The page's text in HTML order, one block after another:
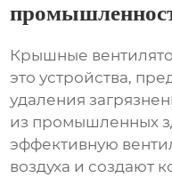
Крышные
это устройства,
удаления
из промышленных
эффективную
воздуха и создают